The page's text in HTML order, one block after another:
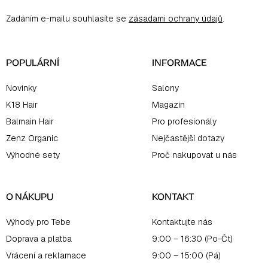
aZadáním e-mailu souhlasíte se zásadami ochrany údajů.
POPULÁRNÍ
Novinky
K18 Hair
Balmain Hair
Zenz Organic
Výhodné sety
INFORMACE
Salony
Magazín
Pro profesionály
Nejčastější dotazy
Proč nakupovat u nás
O NÁKUPU
Výhody pro Tebe
Doprava a platba
Vrácení a reklamace
KONTAKT
Kontaktujte nás
9:00 – 16:30 (Po-Čt)
9:00 – 15:00 (Pá)